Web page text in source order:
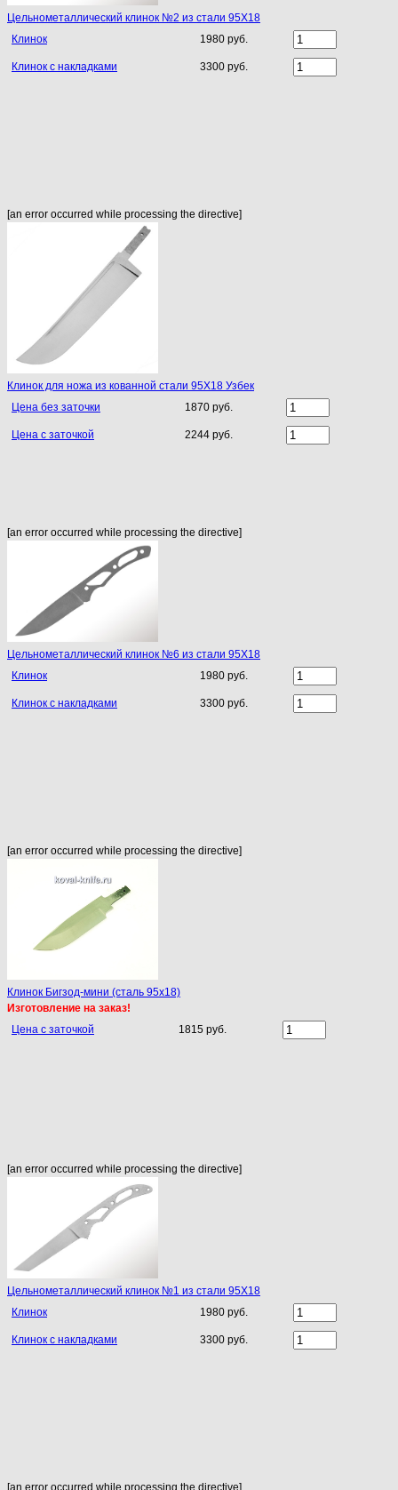
Цельнометаллический клинок №2 из стали 95Х18
Клинок
1980 руб.
Клинок с накладками 3300 руб.
[an error occurred while processing the directive]
Клинок для ножа из кованной стали 95Х18 Узбек
Цена без заточки
1870 руб.
Цена с заточкой 2244 руб.
[an error occurred while processing the directive]
Цельнометаллический клинок №6 из стали 95Х18
Клинок
1980 руб.
Клинок с накладками 3300 руб.
[an error occurred while processing the directive]
Клинок Бигзод-мини (сталь 95х18)
Изготовление на заказ!
Цена с заточкой
1815 руб.
[an error occurred while processing the directive]
Цельнометаллический клинок №1 из стали 95Х18
Клинок
1980 руб.
Клинок с накладками 3300 руб.